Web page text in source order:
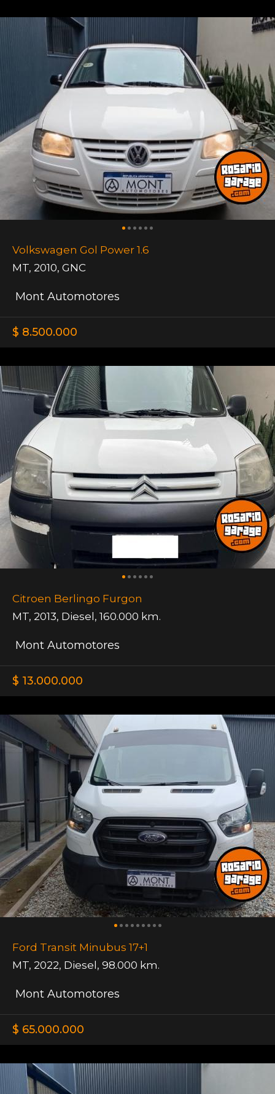
Volkswagen Gol Power 1.6
MT, 2010, GNC
Mont Automotores
$ 8.500.000
Citroen Berlingo Furgon
MT, 2013, Diesel, 160.000 km.
Mont Automotores
$ 13.000.000
Ford Transit Minubus 17+1
MT, 2022, Diesel, 98.000 km.
Mont Automotores
$ 65.000.000